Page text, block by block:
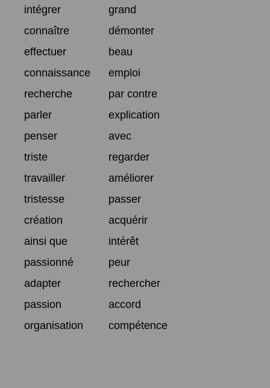
intégrer
grand
connaître
démonter
effectuer
beau
connaissance
emploi
recherche
par contre
parler
explication
penser
avec
triste
regarder
travailler
améliorer
tristesse
passer
création
acquérir
ainsi que
intérêt
passionné
peur
adapter
rechercher
passion
accord
organisation
compétence